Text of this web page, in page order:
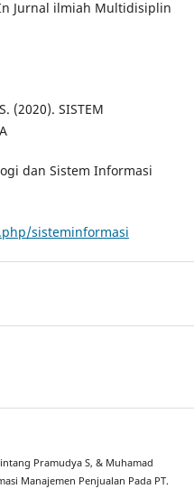
In Jurnal ilmiah Multidisiplin
(2020). SISTEM
dan Sistem Informasi
sisteminformasi
Pramudya S, & Muhamad
Manajemen Penjualan Pada PT.